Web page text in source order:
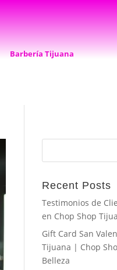
Barbería Tijuana
Recent Posts
Testimonios de
en Chop Shop
Gift Card San
Tijuana | Chop
Belleza